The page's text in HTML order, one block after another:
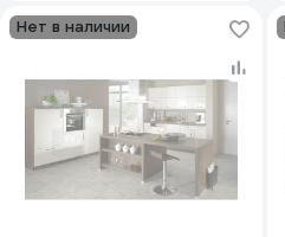
Нет в наличии